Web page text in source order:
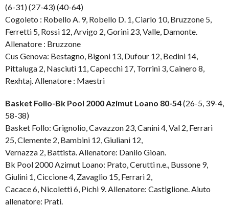
(6-31) (27-43) (40-64)
Cogoleto : Robello A. 9, Robello D. 1, Ciarlo 10, Bruzzone 5,
Ferretti 5, Rossi 12, Arvigo 2, Gorini 23, Valle, Damonte.
Allenatore : Bruzzone
Cus Genova: Bestagno, Bigoni 13, Dufour 12, Bedini 14,
Pittaluga 2, Nasciuti 11, Capecchi 17, Torrini 3, Cainero 8,
Rexhtaj. Allenatore : Maestri
Basket Follo-Bk Pool 2000 Azimut Loano 80-54(26-5, 39-4,
58-38)
Basket Follo: Grignolio, Cavazzon 23, Canini 4, Val 2, Ferrari
25, Clemente 2, Bambini 12, Giuliani 12,
Vernazza 2, Battista. Allenatore: Danilo Gioan.
Bk Pool 2000 Azimut Loano: Prato, Cerutti n.e., Bussone 9,
Giulini 1, Ciccione 4, Zavaglio 15, Ferrari 2,
Cacace 6, Nicoletti 6, Pichi 9. Allenatore: Castiglione. Aiuto
allenatore: Prati.